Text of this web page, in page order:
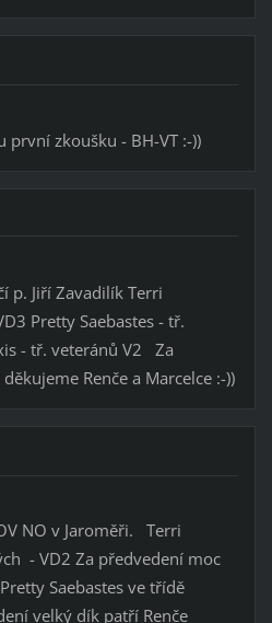
první zkoušku - BH-VT :-))
p. Jiří Zavadilík Terri
Pretty Saebastes - tř.
- tř. veteránů V2 Za
Renče a Marcelce :-))
NO v Jaroměři. Terri
- VD2 Za předvedení moc
Saebastes ve třídě
velký dík patří Renče